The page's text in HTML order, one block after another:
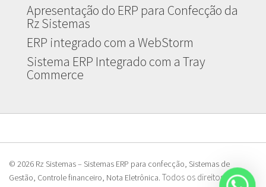
Apresentação do ERP para Confecção da
Rz Sistemas
ERP integrado com a WebStorm
Sistema ERP Integrado com a Tray
Commerce
© 2026 Rz Sistemas – Sistemas ERP para confecção, Sistemas de
Gestão, Controle financeiro, Nota Eletrônica. Todos os direitos